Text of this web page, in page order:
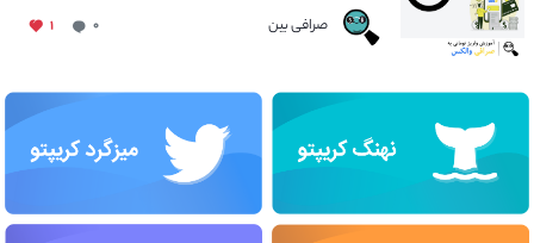
صرافی بین ۰ ۱